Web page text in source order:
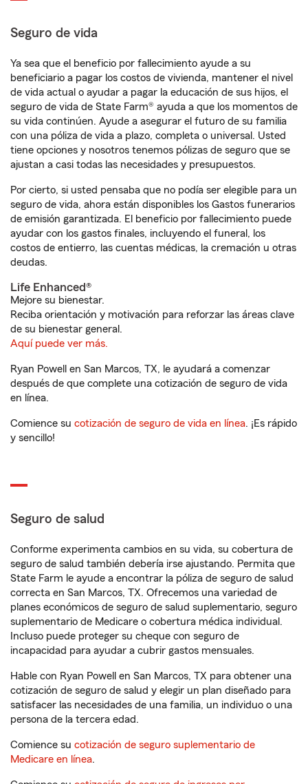
Seguro de vida
Ya sea que el beneficio por fallecimiento ayude a su
beneficiario a pagar los costos de vivienda, mantener el nivel
de vida actual o ayudar a pagar la educación de sus hijos, el
seguro de vida de State Farm® ayuda a que los momentos de
su vida continúen. Ayude a asegurar el futuro de su familia
con una póliza de vida a plazo, completa o universal. Usted
tiene opciones y nosotros tenemos pólizas de seguro que se
ajustan a casi todas las necesidades y presupuestos.
Por cierto, si usted pensaba que no podía ser elegible para un
seguro de vida, ahora están disponibles los Gastos funerarios
de emisión garantizada. El beneficio por fallecimiento puede
ayudar con los gastos finales, incluyendo el funeral, los
costos de entierro, las cuentas médicas, la cremación u otras
deudas.
Life Enhanced®
Mejore su bienestar.
Reciba orientación y motivación para reforzar las áreas clave
de su bienestar general.
Aquí puede ver más.
Ryan Powell en San Marcos, TX, le ayudará a comenzar
después de que complete una cotización de seguro de vida
en línea.
Comience su cotización de seguro de vida en línea. ¡Es rápido
y sencillo!
Seguro de salud
Conforme experimenta cambios en su vida, su cobertura de
seguro de salud también debería irse ajustando. Permita que
State Farm le ayude a encontrar la póliza de seguro de salud
correcta en San Marcos, TX. Ofrecemos una variedad de
planes económicos de seguro de salud suplementario, seguro
suplementario de Medicare o cobertura médica individual.
Incluso puede proteger su cheque con seguro de
incapacidad para ayudar a cubrir gastos mensuales.
Hable con Ryan Powell en San Marcos, TX para obtener una
cotización de seguro de salud y elegir un plan diseñado para
satisfacer las necesidades de una familia, un individuo o una
persona de la tercera edad.
Comience su cotización de seguro suplementario de
Medicare en línea.